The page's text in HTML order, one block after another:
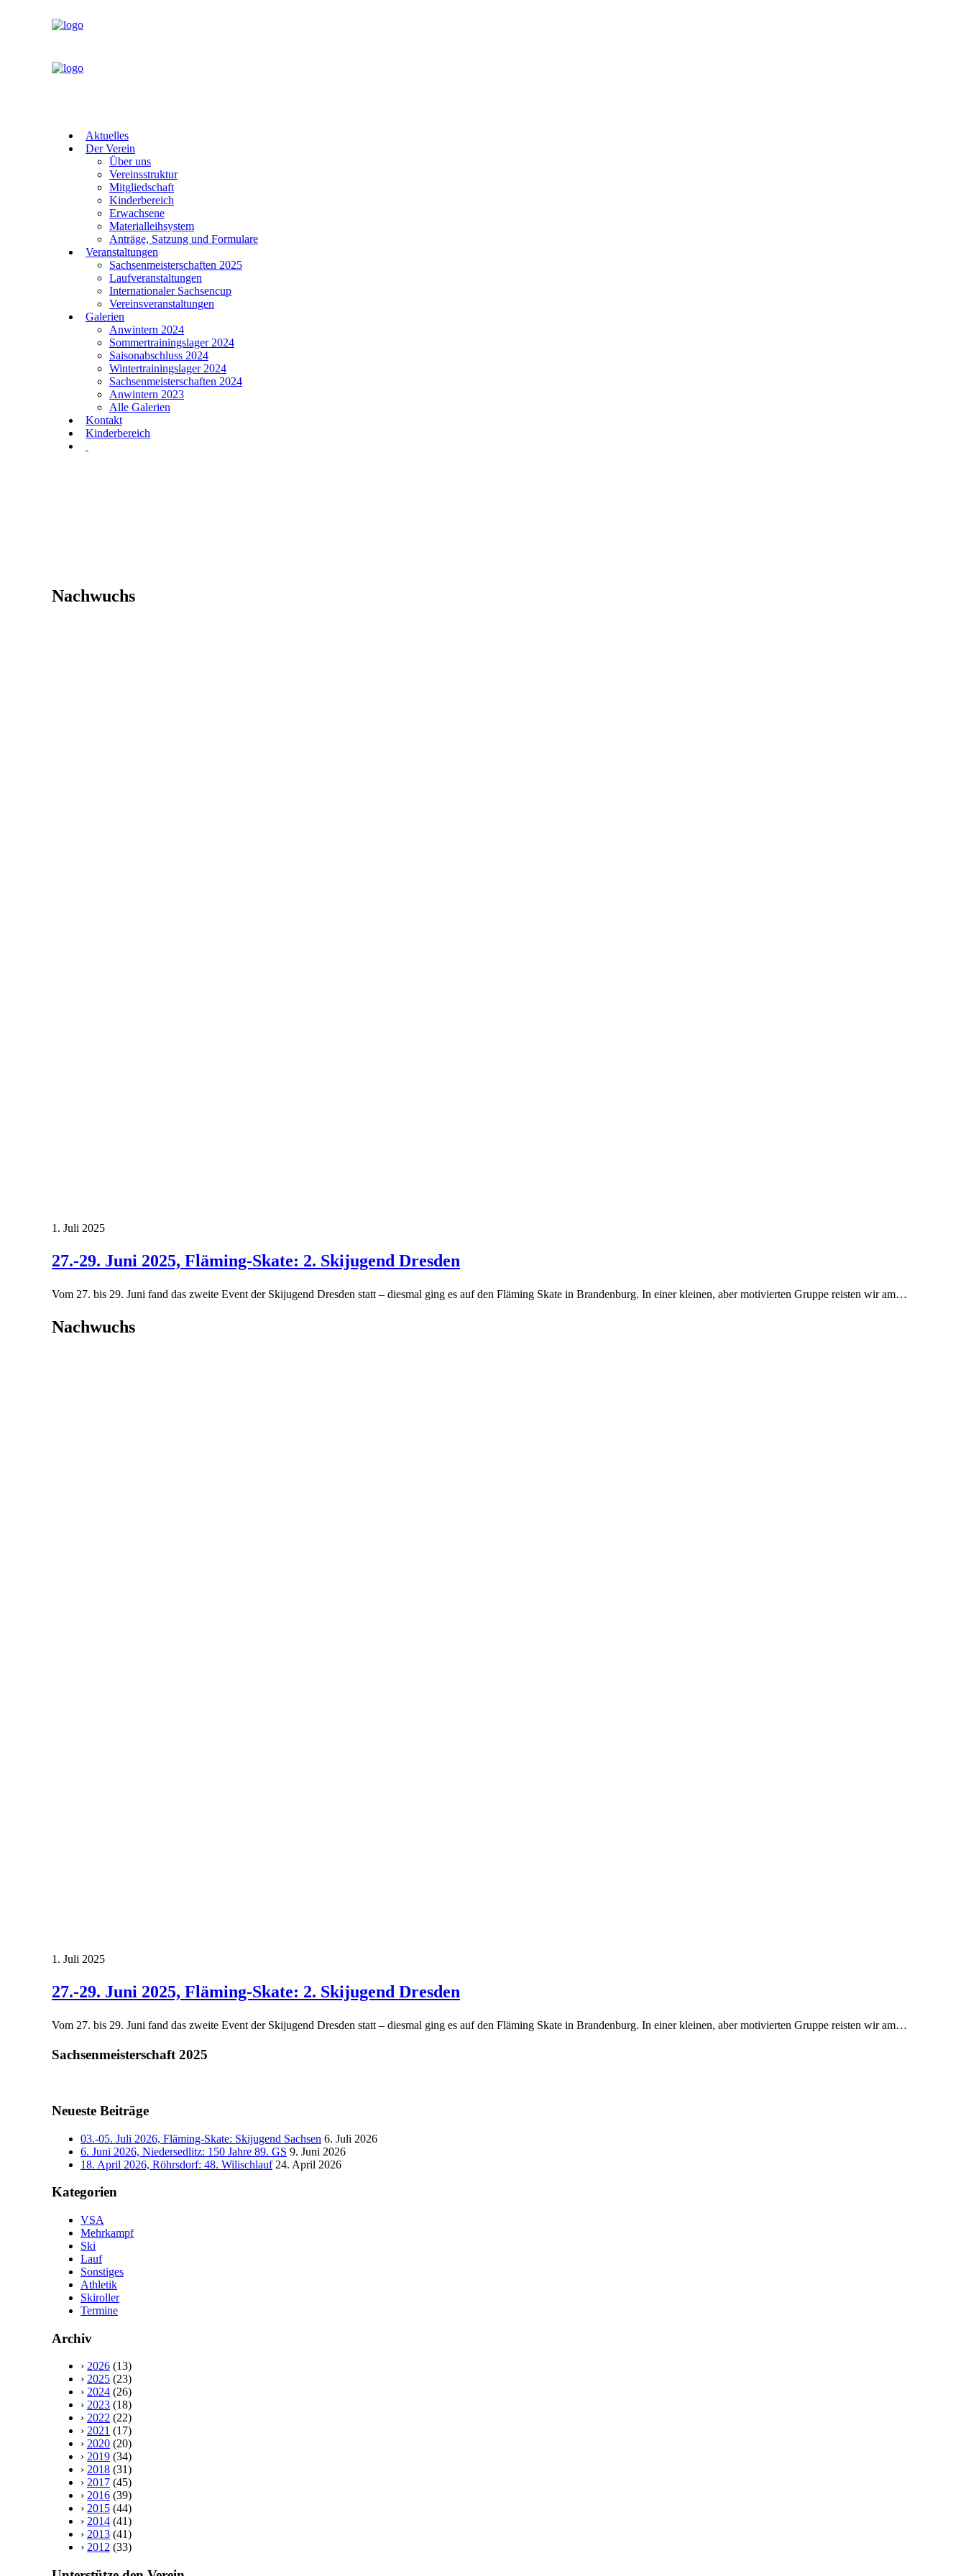
Aktuelles
Der Verein
Über uns
Vereinsstruktur
Mitgliedschaft
Kinderbereich
Erwachsene
Materialleihsystem
Anträge, Satzung und Formulare
Veranstaltungen
Sachsenmeisterschaften 2025
Laufveranstaltungen
Internationaler Sachsencup
Vereinsveranstaltungen
Galerien
Anwintern 2024
Sommertrainingslager 2024
Saisonabschluss 2024
Wintertrainingslager 2024
Sachsenmeisterschaften 2024
Anwintern 2023
Alle Galerien
Kontakt
Kinderbereich
Tag:
Nachwuchs
1. Juli 2025
27.-29. Juni 2025, Fläming-Skate: 2. Skijugend Dresden
Vom 27. bis 29. Juni fand das zweite Event der Skijugend Dresden statt – diesmal ging es auf den Fläming Skate in Brandenburg. In einer kleinen, aber motivierten Gruppe reisten wir am…
Tag:
Nachwuchs
1. Juli 2025
27.-29. Juni 2025, Fläming-Skate: 2. Skijugend Dresden
Vom 27. bis 29. Juni fand das zweite Event der Skijugend Dresden statt – diesmal ging es auf den Fläming Skate in Brandenburg. In einer kleinen, aber motivierten Gruppe reisten wir am…
Sachsenmeisterschaft 2025
Neueste Beiträge
03.-05. Juli 2026, Fläming-Skate: Skijugend Sachsen 6. Juli 2026
6. Juni 2026, Niedersedlitz: 150 Jahre 89. GS 9. Juni 2026
18. April 2026, Röhrsdorf: 48. Wilischlauf 24. April 2026
Kategorien
VSA
Mehrkampf
Ski
Lauf
Sonstiges
Athletik
Skiroller
Termine
Archiv
› 2026 (13)
› 2025 (23)
› 2024 (26)
› 2023 (18)
› 2022 (22)
› 2021 (17)
› 2020 (20)
› 2019 (34)
› 2018 (31)
› 2017 (45)
› 2016 (39)
› 2015 (44)
› 2014 (41)
› 2013 (41)
› 2012 (33)